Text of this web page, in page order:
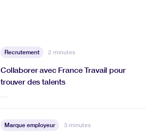
Recrutement 2 minutes
Collaborer avec France Travail pour
trouver des talents
Marque employeur 3 minutes